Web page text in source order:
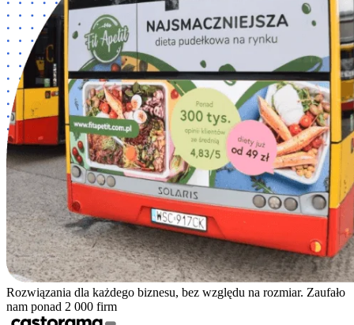
Rozwiązania dla każdego biznesu, bez względu na rozmiar. Zaufało
nam ponad 2 000 firm